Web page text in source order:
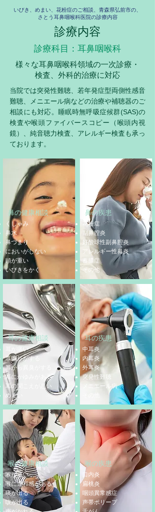
いびき、めまい、花粉症のご相談、青森県弘前市の、
さとう耳鼻咽喉科医院の診療内容
診療内容
診療科目：耳鼻咽喉科
様々な耳鼻咽喉科領域の一次診療・
検査、外科的治療に対応
​当院では突発性難聴、若年発症型両側性感音
難聴、メニエール病などの治療や補聴器のご
相談にも対応。睡眠時無呼吸症候群(SAS)の
検査や喉頭ファイバースコピー（喉頭内視
鏡）、純音聴力検査、アレルギー検査も承っ
ております。
鼻の健康相談
くしゃみ
鼻水
鼻づまり
においがしない
頭が重い
いびきをかく
耳の健康相談
耳が痛い
耳鳴りがする
耳から異臭がする
耳にかゆみがある
耳の聞こえが悪い
めまい
喉の健康相談
喉が痛い
喉に違和感がある
痰が出る
咳が出る
鼻の疾患
花粉症
副鼻腔炎
好酸球性副鼻腔炎
アレルギー性鼻炎
蓄膿症
​その他
耳の疾患
中耳炎
内耳炎
外耳炎
突発性難聴
​メニエール病
喉の疾患
口内炎
扁桃炎
咽頭異常感症
声帯ポリープ